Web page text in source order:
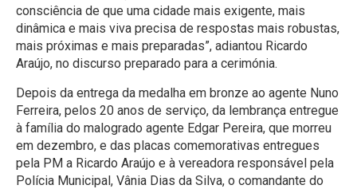
consciência de que uma cidade mais exigente, mais
dinâmica e mais viva precisa de respostas mais robustas,
mais próximas e mais preparadas”, adiantou Ricardo
Araújo, no discurso preparado para a cerimónia.
Depois da entrega da medalha em bronze ao agente Nuno
Ferreira, pelos 20 anos de serviço, da lembrança entregue
à família do malogrado agente Edgar Pereira, que morreu
em dezembro, e das placas comemorativas entregues
pela PM a Ricardo Araújo e à vereadora responsável pela
Polícia Municipal, Vânia Dias da Silva, o comandante do